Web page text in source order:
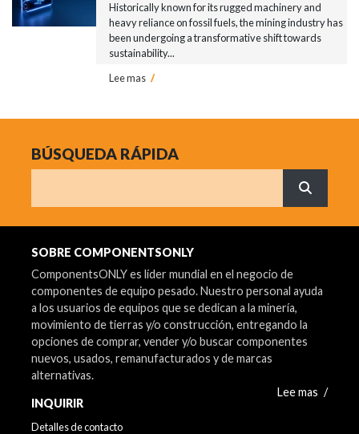
Historically known for its rugged machinery and
heavy reliance on fossil fuels, the mining industry has
been undergoing a transformative shift towards
sustainability...
Lee mas /
BÚSQUEDA RÁPIDA
¿Qué
SOBRE COMPONENTSONLY
ComponentsONLY es líder mundial en el negocio de
componentes de equipo pesado. Nuestro personal ayuda
a los usuarios de equipos que se dedican a la minería,
movimiento de tierras y/o construcción, entregando la
opciones de comprar, vender y/o buscar componentes
nuevos, usados, remanufacturados y de marcas
alternativas.
Lee mas /
INQUIRIR
Detalles de contacto